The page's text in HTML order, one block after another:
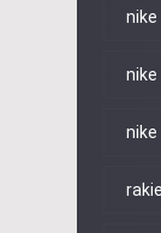
nike